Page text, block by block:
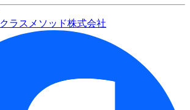
クラスメソッド株式会社